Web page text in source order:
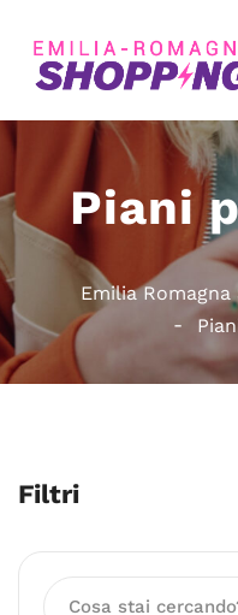
Piani
Emilia Romagna
Filtri